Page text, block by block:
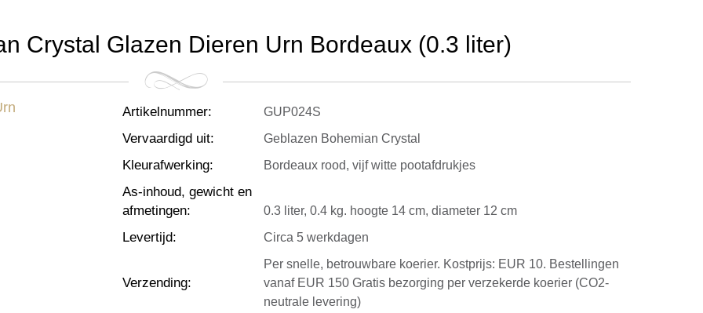
Crystal Glazen Dieren Urn Bordeaux (0.3 liter)
Artikelnummer: GUP024S
Vervaardigd uit: Geblazen Bohemian Crystal
Kleurafwerking: Bordeaux rood, vijf witte pootafdrukjes
As-inhoud, gewicht en
afmetingen: 0.3 liter, 0.4 kg. hoogte 14 cm, diameter 12 cm
Levertijd: Circa 5 werkdagen
Verzending:
Per snelle, betrouwbare koerier. Kostprijs: EUR 10. Bestellingen
vanaf EUR 150 Gratis bezorging per verzekerde koerier (CO2-
neutrale levering)